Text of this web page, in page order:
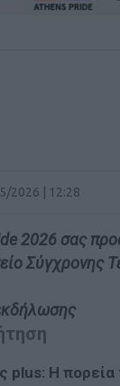
2026 | 12:28
2026 σας
Σύγχρονης
plus: Η